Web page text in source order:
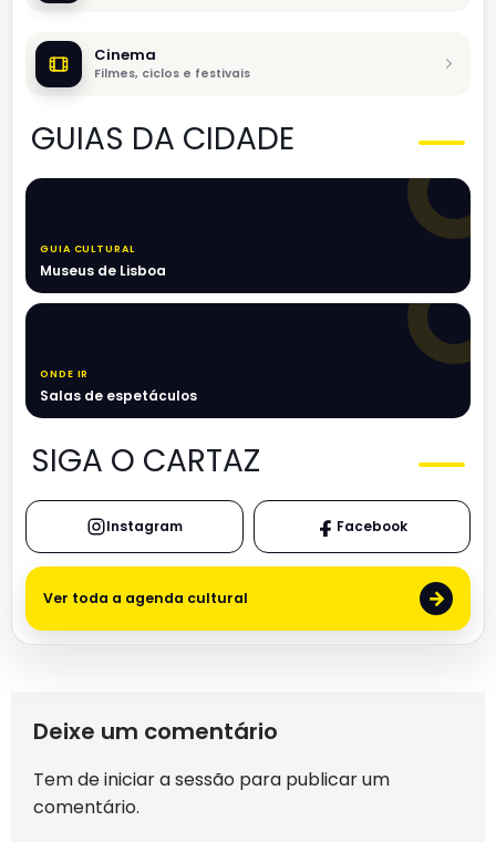
Cinema
Filmes, ciclos e festivais
GUIAS DA CIDADE
GUIA CULTURAL
Museus de Lisboa
ONDE IR
Salas de espetáculos
SIGA O CARTAZ
Instagram Facebook
Ver toda a agenda cultural →
Deixe um comentário
Tem deiniciar a sessão para publicar um
comentário.